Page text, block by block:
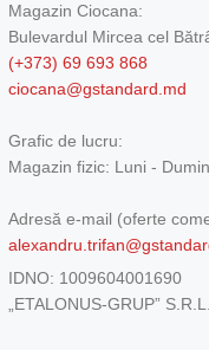
Magazin Ciocana:
Bulevardul Mircea cel
(+373) 69 693 868
ciocana@gstandard.md
Grafic de lucru:
Magazin fizic: Luni -
Adresă e-mail (oferte
IDNO: 1009604001690
„ETALONUS-GRUP” S.R.L.